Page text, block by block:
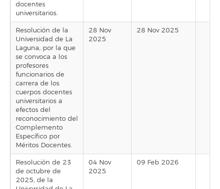
docentes
universitarios.
Resolución de la
Universidad de La
Laguna, por la que
se convoca a los
profesores
funcionarios de
carrera de los
cuerpos docentes
universitarios a
efectos del
reconocimiento del
Complemento
Específico por
Méritos Docentes.
28 Nov
2025
28 Nov 2025
Resolución de 23
de octubre de
2025, de la
04 Nov
2025
09 Feb 2026